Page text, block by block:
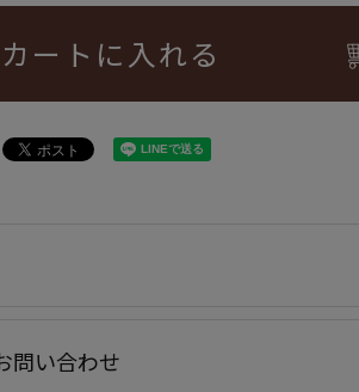
カートに入れる
問い合わせ